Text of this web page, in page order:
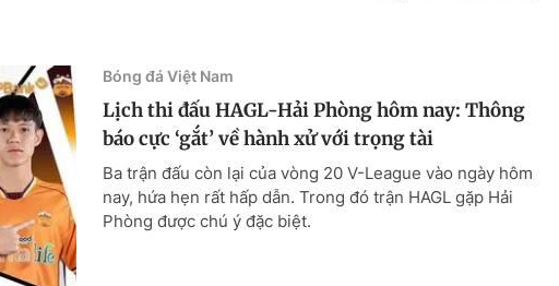
Bóng đá Việt Nam
Lịch thi đấu HAGL-Hải Phòng hôm nay: Thông
báo cực ‘gắt’ về hành xử với trọng tài
Ba trận đấu còn lại của vòng 20 V-League vào ngày hôm
nay, hứa hẹn rất hấp dẫn. Trong đó trận HAGL gặp Hải
Phòng được chú ý đặc biệt.